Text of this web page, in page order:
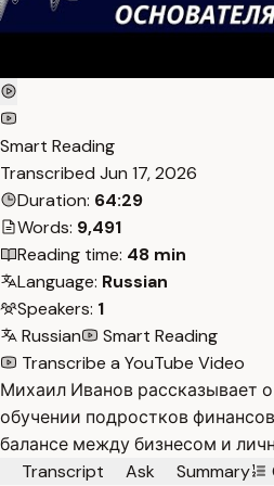
Smart Reading
Transcribed Jun 17, 2026
Duration: 64:29
Words: 9,491
Reading time: 48 min
Language: Russian
Speakers: 1
Russian
Smart Reading
Transcribe a YouTube Video
Михаил Иванов рассказывает
обучении подростков
балансе между бизнесом и
Transcript
Ask Summary